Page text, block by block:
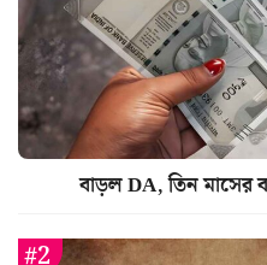
বাড়ল DA, তিন মাসের